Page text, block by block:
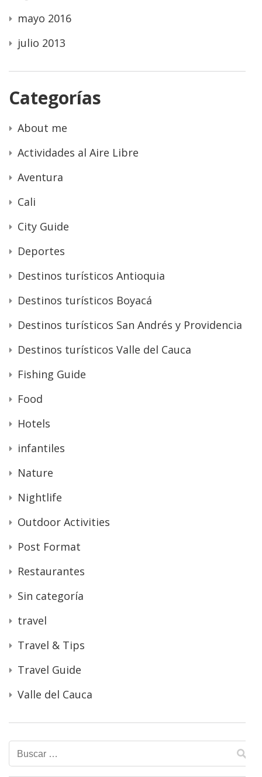
mayo 2016
julio 2013
Categorías
About me
Actividades al Aire Libre
Aventura
Cali
City Guide
Deportes
Destinos turísticos Antioquia
Destinos turísticos Boyacá
Destinos turísticos San Andrés y Providencia
Destinos turísticos Valle del Cauca
Fishing Guide
Food
Hotels
infantiles
Nature
Nightlife
Outdoor Activities
Post Format
Restaurantes
Sin categoría
travel
Travel & Tips
Travel Guide
Valle del Cauca
Buscar: